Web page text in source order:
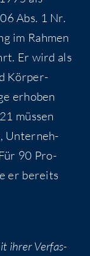
Abs. 1 Nr.
im Rah­men
Er wird als
Kör­per­
erho­ben
müs­sen
Unter­neh­
90 Pro­
er bereits
ihrer Ver­fas­